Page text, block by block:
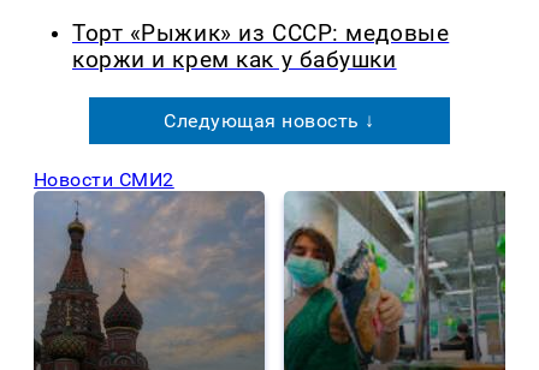
Торт «Рыжик» из СССР: медовые
коржи и крем как у бабушки
Следующая новость ↓
Новости СМИ2